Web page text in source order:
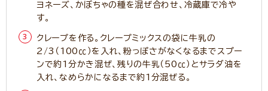
ヨネーズ、かぼちゃの種を混ぜ合わせ、冷蔵庫で冷や
す。
クレープを作る。クレープミックスの袋に牛乳の
2/3（100㏄）を入れ、粉っぽさがなくなるまでスプー
ンで約1分かき混ぜ、残りの牛乳（50㏄）とサラダ油を
入れ、なめらかになるまで約1分混ぜる。